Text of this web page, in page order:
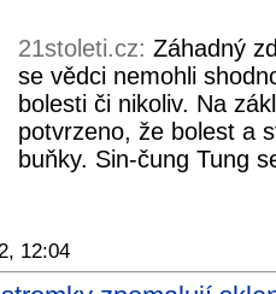
21stoleti.cz: Záhadný
se vědci nemohli
bolesti či nikoliv. Na
potvrzeno, že bolest a
buňky. Sin-čung Tung
12:04